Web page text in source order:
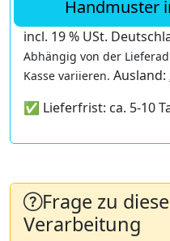
Handmuster
incl. 19 % USt.
Abhängig von der
Kasse variieren. Ausland:
✅ Lieferfrist: ca. 5-10
Frage zu
Verarbeitung